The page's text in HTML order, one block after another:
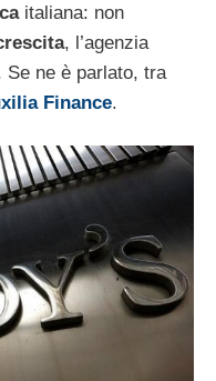
italiana: non
, l’agenzia
Se ne è parlato, tra
Finance.